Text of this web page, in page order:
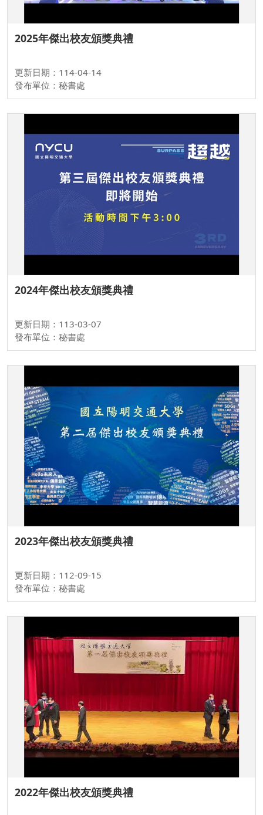
2025年傑出校友頒獎典禮
更新日期：114-04-14
發布單位：秘書處
2024年傑出校友頒獎典禮
更新日期：113-03-07
發布單位：秘書處
2023年傑出校友頒獎典禮
更新日期：112-09-15
發布單位：秘書處
2022年傑出校友頒獎典禮